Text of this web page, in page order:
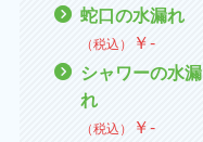
蛇口の水漏れ
（税込） ￥‐
シャワーの水漏
れ
（税込） ￥‐